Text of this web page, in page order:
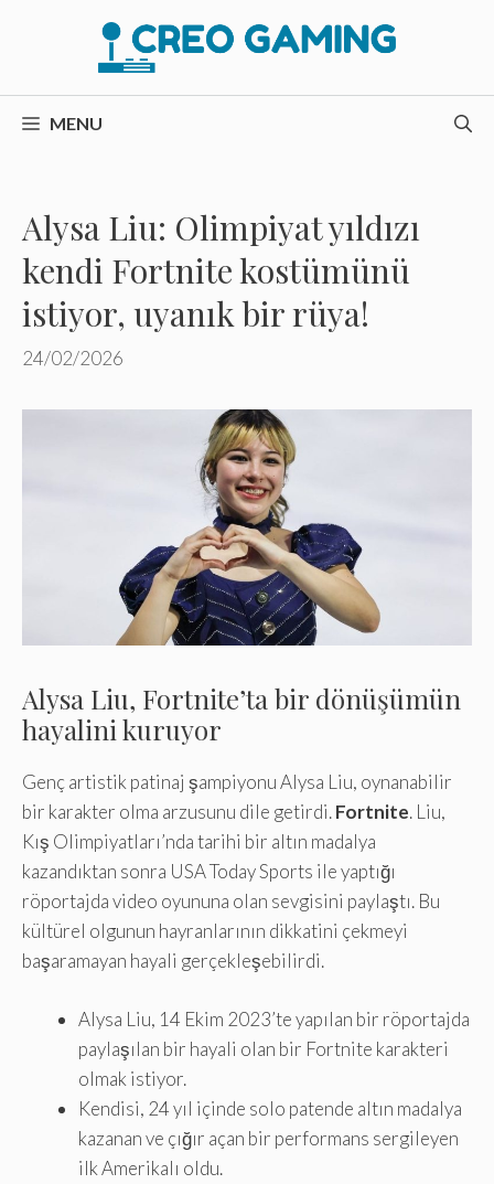
MENU
Alysa Liu: Olimpiyat yıldızı
kendi Fortnite kostümünü
istiyor, uyanık bir rüya!
24/02/2026
Alysa Liu, Fortnite’ta bir dönüşümün
hayalini kuruyor
Genç artistik patinaj şampiyonu Alysa Liu, oynanabilir
bir karakter olma arzusunu dile getirdi.Fortnite. Liu,
Kış Olimpiyatları’nda tarihi bir altın madalya
kazandıktan sonra USA Today Sports ile yaptığı
röportajda video oyununa olan sevgisini paylaştı. Bu
kültürel olgunun hayranlarının dikkatini çekmeyi
başaramayan hayali gerçekleşebilirdi.
Alysa Liu, 14 Ekim 2023’te yapılan bir röportajda
paylaşılan bir hayali olan bir Fortnite karakteri
olmak istiyor.
Kendisi, 24 yıl içinde solo patende altın madalya
kazanan ve çığır açan bir performans sergileyen
ilk Amerikalı oldu.